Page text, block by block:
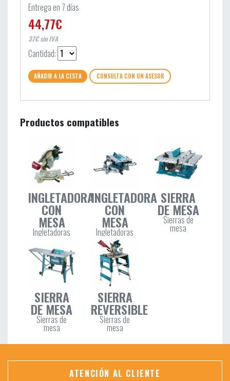
Entrega en 7 días
44,77€
37€ sin IVA
Cantidad:
AÑADIR A LA CESTA CONSULTA CON UN ASESOR
Productos compatibles
INGLETADORA
CON
MESA
Ingletadoras
INGLETADORA
CON
MESA
Ingletadoras
SIERRA
DE MESA
Sierras de
mesa
SIERRA
DE MESA
Sierras de
mesa
SIERRA
REVERSIBLE
Sierras de
mesa
ATENCIÓN AL CLIENTE